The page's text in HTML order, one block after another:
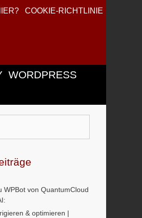
COOKIE-RICHTLINIE
WORDPRESS
WPBot von QuantumCloud
& optimieren |